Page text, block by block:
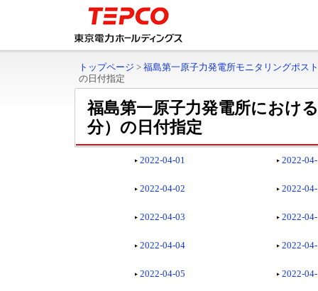
トップページ > 福島第一原子力発電所モニタリングポス
の日付指定
福島第一原子力発電所におけ
分）の日付指定
2022-04-01 2022-
2022-04-02 2022-
2022-04-03 2022-
2022-04-04 2022-
2022-04-05 2022-